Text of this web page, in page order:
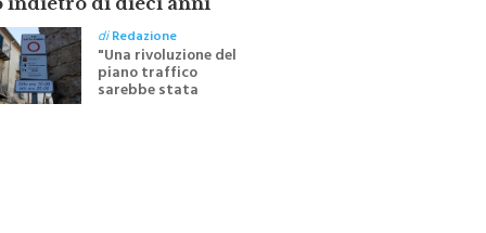
diRedazione
"Una rivoluzione del
piano traffico
sarebbe stata
efficace se preceduta